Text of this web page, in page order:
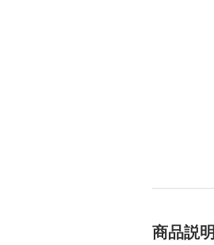
商品説明